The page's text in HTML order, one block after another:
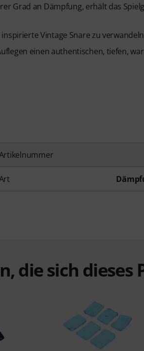
Grad an Dämpfung, erhält das
Vintage Snare zu verwandeln
einen authentischen, tiefen,
die sich